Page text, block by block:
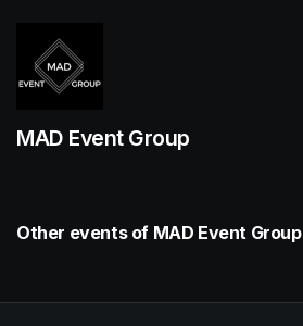
MAD Event Group
Other events of MAD Event Group